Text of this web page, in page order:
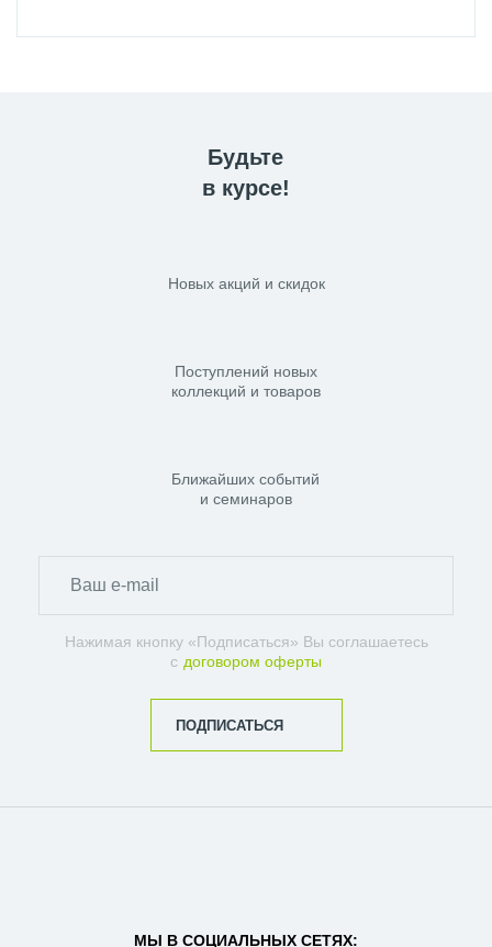
Будьте
в курсе!
Новых акций и скидок
Поступлений новых
коллекций и товаров
Ближайших событий
и семинаров
Нажимая кнопку «Подписаться» Вы соглашаетесь
с договором оферты
ПОДПИСАТЬСЯ
МЫ В СОЦИАЛЬНЫХ СЕТЯХ: